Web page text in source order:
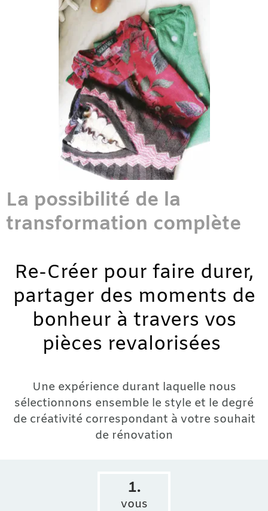
La possibilité de la
transformation complète
Re-Créer pour faire durer,
partager des moments de
bonheur à travers vos
pièces revalorisées
Une expérience durant laquelle nous
sélectionnons ensemble le style et le degré
de créativité correspondant à votre souhait
de rénovation
1.
vous